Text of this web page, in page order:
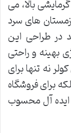
بالا، می
های سرد
در طراحی این
بهینه و راحتی
نه تنها برای
برای فروشگاه
ایده آل محسوب